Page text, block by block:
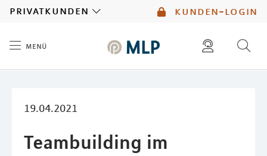
kunden-login
privatkunden
menü
19.04.2021
Teambuilding im